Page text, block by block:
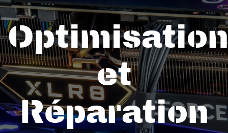
Optimisation
et
Réparation